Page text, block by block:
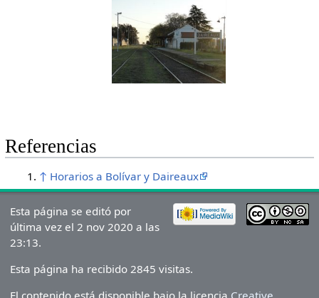
Referencias
↑ Horarios a Bolívar y Daireaux
Esta página se editó por
última vez el 2 nov 2020 a las
23:13.
Esta página ha recibido 2845 visitas.